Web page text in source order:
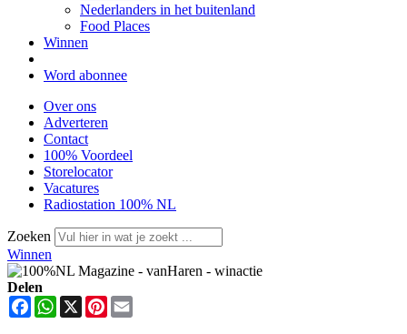
Nederlanders in het buitenland
Food Places
Winnen
Word abonnee
Over ons
Adverteren
Contact
100% Voordeel
Storelocator
Vacatures
Radiostation 100% NL
Zoeken
Winnen
Delen
FacebookWhatsApp
X Pinterest